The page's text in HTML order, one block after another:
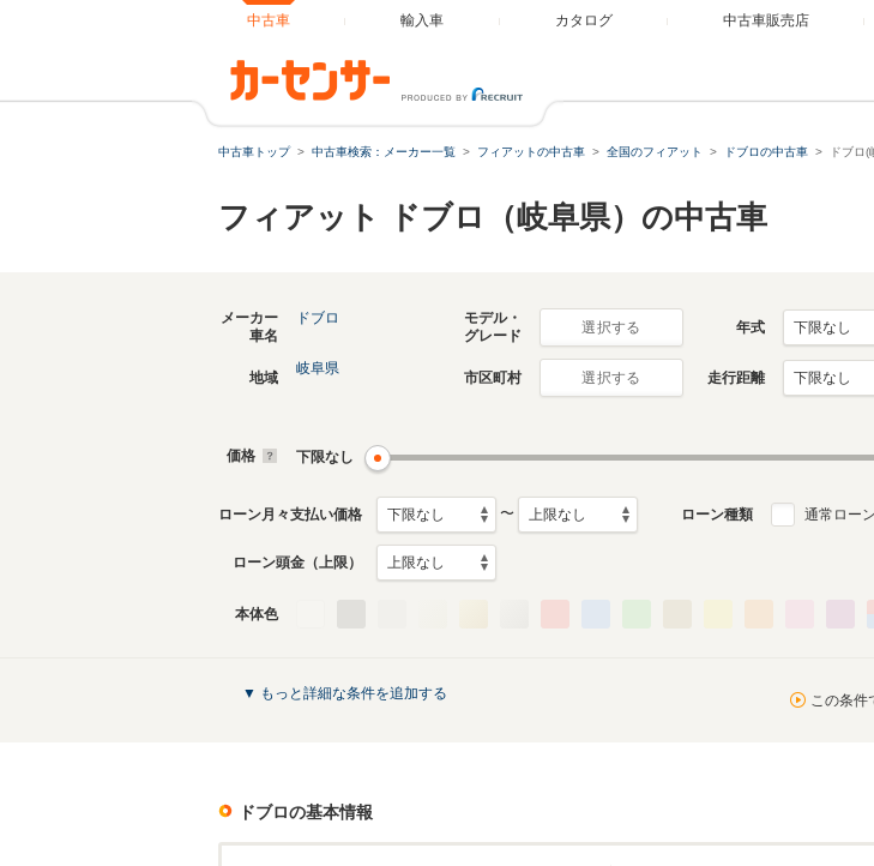
中古車 輸入車 カタログ 中古車販売店
中古車トップ 中古車検索：メーカー一覧 フィアットの中古車 全国のフィアット ドブロの中古車 ドブロ(
フィアット ドブロ（岐阜県）の中古車
メーカー
車名
ドブロ
モデル・
グレード
選択する 年式
地域
岐阜県
市区町村 選択する 走行距離
価格 下限なし
ローン月々支払い価格 〜 ローン種類 通常ローン
ローン頭金（上限）
本体色
▼ もっと詳細な条件を追加する この条件
ドブロの基本情報